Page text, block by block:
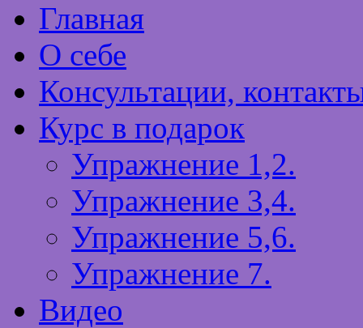
Главная
О себе
Консультации,
Курс в подарок
Упражнение 1,2.
Упражнение 3,4.
Упражнение 5,6.
Упражнение 7.
Видео